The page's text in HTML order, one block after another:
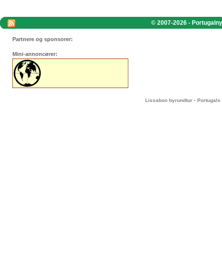
© 2007-2026 -
Partnere og sponsorer:
Mini-annoncører:
Lissabon byrundtur - Portugals